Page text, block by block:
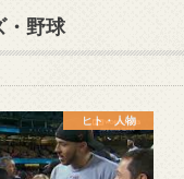
・野球
ヒト・人物